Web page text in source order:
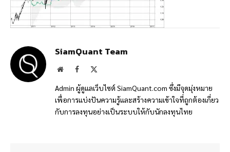
SiamQuant Team
WebsiteFacebook
Admin ผู้ดูแลเว็บไซต์ SiamQuant.com ซึ่งมีจุดมุ่งหมาย
เพื่อการแบ่งปันความรู้และสร้างความเข้าใจที่ถูกต้องเกี่ยว
กับการลงทุนอย่างเป็นระบบให้กับนักลงทุนไทย